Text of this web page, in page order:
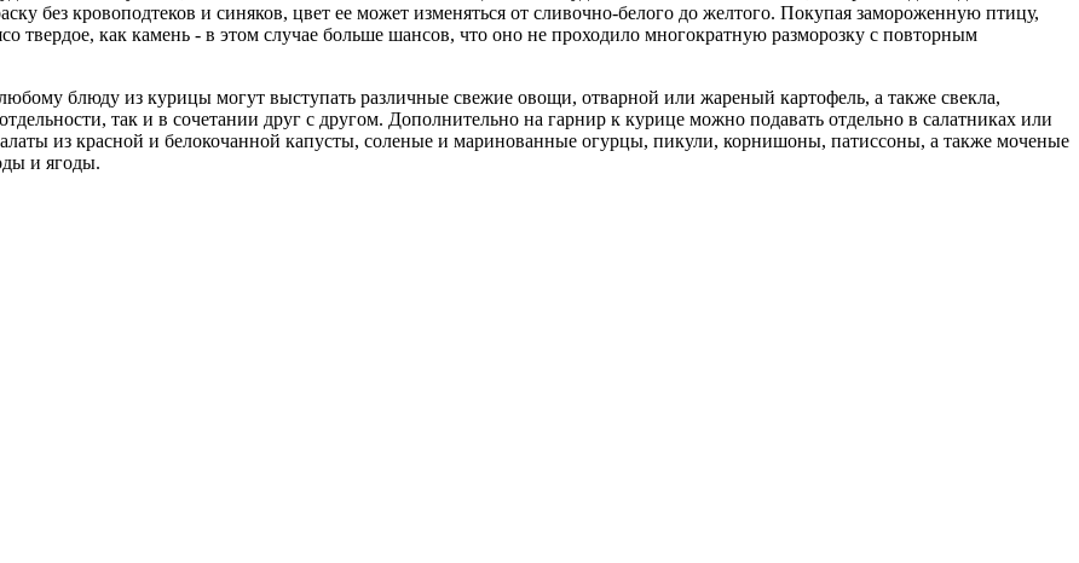
без кровоподтеков и синяков, цвет ее может изменяться от сливочно-белого до желтого. Покупая замороженную птицу,
твердое, как камень - в этом случае больше шансов, что оно не проходило многократную разморозку с повторным
блюду из курицы могут выступать различные свежие овощи, отварной или жареный картофель, а также свекла,
так и в сочетании друг с другом. Дополнительно на гарнир к курице можно подавать отдельно в салатниках или
из красной и белокочанной капусты, соленые и маринованные огурцы, пикули, корнишоны, патиссоны, а также моченые
и ягоды.